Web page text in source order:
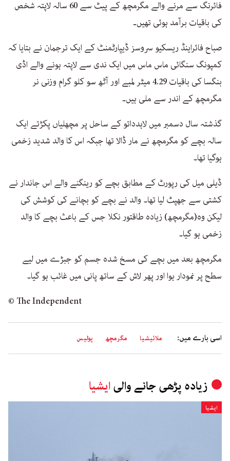
فائرنگ سے مرنے والے مگرمچھ کے پیٹ سے 60 سالہ لاپتہ شخص
کی باقیات برآمد ہوئی تھیں۔
صباح فائراینڈ ریسکیو سروسز ڈیپارٹمنٹ کے ایک ترجمان نے بتایا کہ
کمپونگ سنگائی ماس ماس میں ایک ندی سے لاپتہ ہونے والے اڈی
بنگسا کی باقیات 4.29 میٹر لمبے اور آٹھ سو کلو گرام وزنی نر
مگرمچھ کے اندر سے ملی ہیں۔
گذشتہ سال دسمبر میں لاہدداتو کے ساحل پر مچھلیاں پکڑتے ایک
سالہ بچے کو مگرمچھ نے مار ڈالا تھا جبکہ اس کا والد شدید زخمی
ہوگیا تھا۔
ڈیلی میل کی رپورٹ کے مطابق بچے کو رینگنے والے اس جاندار نے
کشتی سے جھپٹ لیا تھا۔ والد نے بچے کو بچانے کی کوشش کی
لیکن وہ(مگرمچھ) زیادہ طاقتور نکلا جس کے باعث بچے کا والد
زخمی ہو گیا۔
مگرمچھ بعد میں بچے کی مسخ شدہ جسم کو جبڑے میں لیے
سطح پر نمودار ہوا اور پھر لاش کے ساتھ پانی میں غائب ہو گیا۔
© The Independent
اسی بارے میں: ملائیشیا مگرمچھ پولیس
زیادہ پڑھی جانے والیایشیا
ایشیا